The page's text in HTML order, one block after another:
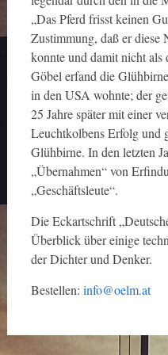
„Das Pferd frisst keinen
Zustimmung, daß er diese
konnte und damit nicht
Göbel erfand die
in den USA wohnte; der
25 Jahre später mit einer
Leuchtkolbens Erfolg und
Glühbirne. In den letzten
„Übernahmen“ von
„Geschäftsleute“.
Die Eckartschrift
Überblick über einige
der Dichter und Denker.
Bestellen: info@oelm.at